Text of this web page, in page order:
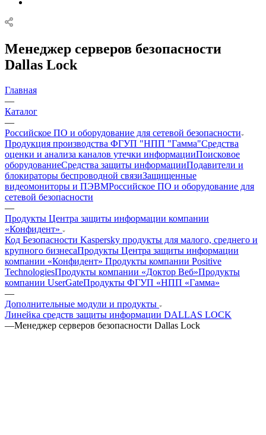
Менеджер серверов безопасности
Dallas Lock
Главная
—
Каталог
—
Российское ПО и оборудование для сетевой безопасности
Продукция производства ФГУП "НПП "Гамма"Средства
оценки и анализа каналов утечки информацииПоисковое
оборудованиеСредства защиты информацииПодавители и
блокираторы беспроводной связиЗащищенные
видеомониторы и ПЭВМРоссийское ПО и оборудование для
сетевой безопасности
—
Продукты Центра защиты информации компании
«Конфидент»
Код Безопасности Kaspersky продукты для малого, среднего и
крупного бизнесаПродукты Центра защиты информации
компании «Конфидент» Продукты компании Positive
TechnologiesПродукты компании «Доктор Веб»Продукты
компании UserGateПродукты ФГУП «НПП «Гамма»
—
Дополнительные модули и продукты
Линейка средств защиты информации DALLAS LOCK
—Менеджер серверов безопасности Dallas Lock